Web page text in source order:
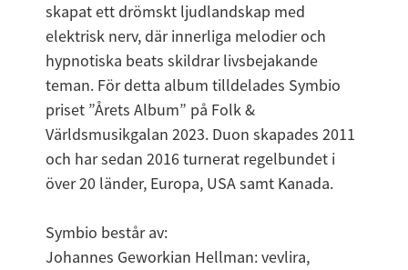
skapat ett drömskt ljudlandskap med
elektrisk nerv, där innerliga melodier och
hypnotiska beats skildrar livsbejakande
teman. För detta album tilldelades Symbio
priset ”Årets Album” på Folk &
Världsmusikgalan 2023. Duon skapades 2011
och har sedan 2016 turnerat regelbundet i
över 20 länder, Europa, USA samt Kanada.
Symbio består av:
Johannes Geworkian Hellman: vevlira,